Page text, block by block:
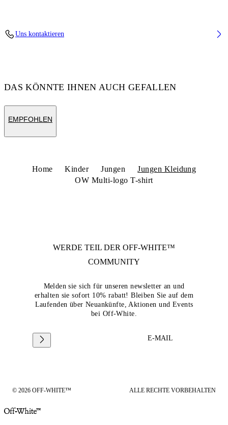
Uns kontaktieren
DAS KÖNNTE IHNEN AUCH GEFALLEN
EMPFOHLEN
Home Kinder Jungen
Jungen Kleidung
OW Multi-logo T-shirt
WERDE TEIL DER OFF-WHITE™
COMMUNITY
Melden sie sich für unseren newsletter an und
erhalten sie sofort 10% rabatt! Bleiben Sie auf dem
Laufenden über Neuankünfte, Aktionen und Events
bei Off-White.
E-MAIL
© 2026 OFF-WHITE™ ALLE RECHTE VORBEHALTEN